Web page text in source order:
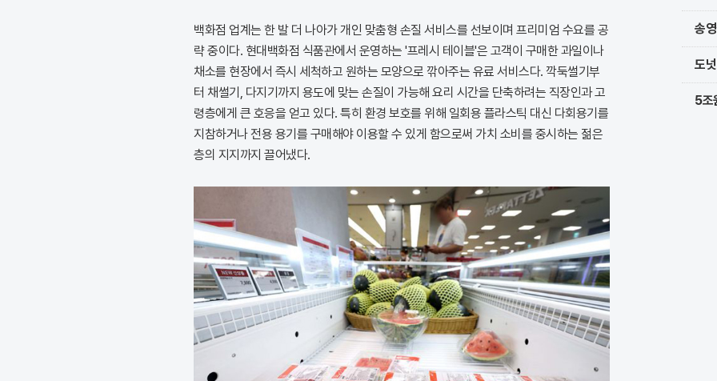
백화점 업계는 한 발 더 나아가 개인 맞춤형 손질 서비스를 선보이며 프리미엄 수요를 공
략 중이다. 현대백화점 식품관에서 운영하는 '프레시 테이블'은 고객이 구매한 과일이나
채소를 현장에서 즉시 세척하고 원하는 모양으로 깎아주는 유료 서비스다. 깍둑썰기부
터 채썰기, 다지기까지 용도에 맞는 손질이 가능해 요리 시간을 단축하려는 직장인과 고
령층에게 큰 호응을 얻고 있다. 특히 환경 보호를 위해 일회용 플라스틱 대신 다회용기를
지참하거나 전용 용기를 구매해야 이용할 수 있게 함으로써 가치 소비를 중시하는 젊은
층의 지지까지 끌어냈다.
송
도
5조